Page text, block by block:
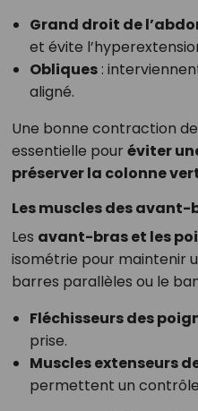
Grand droit de
et évite
Obliques:
aligné.
Une bonne contraction
essentielle pour éviter
préserver la colonne
Les muscles des
Les avant-bras et les
isométrie pour maintenir
barres parallèles ou le
Fléchisseurs des
prise.
Muscles extenseurs
permettent un